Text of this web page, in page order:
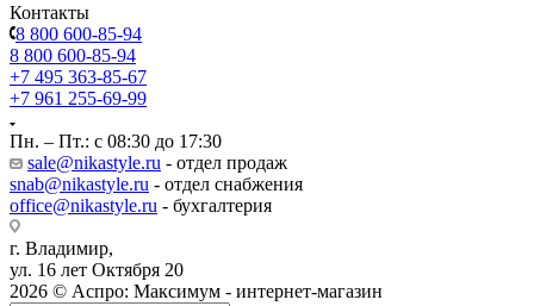
Контакты
8 800 600-85-94
8 800 600-85-94
+7 495 363-85-67
+7 961 255-69-99
Пн. – Пт.: с 08:30 до 17:30
sale@nikastyle.ru - отдел продаж
snab@nikastyle.ru - отдел снабжения
office@nikastyle.ru - бухгалтерия
г. Владимир,
ул. 16 лет Октября 20
2026 © Аспро: Максимум - интернет-магазин